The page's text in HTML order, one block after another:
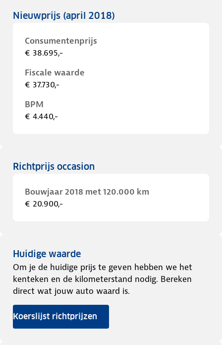
Nieuwprijs (april 2018)
Consumentenprijs
€ 38.695,-
Fiscale waarde
€ 37.730,-
BPM
€ 4.440,-
Richtprijs occasion
Bouwjaar 2018 met 120.000 km
€ 20.900,-
Huidige waarde
Om je de huidige prijs te geven hebben we het
kenteken en de kilometerstand nodig. Bereken
direct wat jouw auto waard is.
Koerslijst richtprijzen